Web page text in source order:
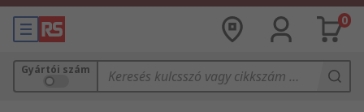
0
Gyártói szám